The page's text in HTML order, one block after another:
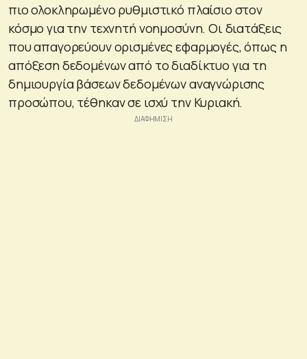
πιο ολοκληρωμένο ρυθμιστικό πλαίσιο στον
κόσμο για την τεχνητή νοημοσύνη. Οι διατάξεις
που απαγορεύουν ορισμένες εφαρμογές, όπως η
απόξεση δεδομένων από το διαδίκτυο για τη
δημιουργία βάσεων δεδομένων αναγνώρισης
προσώπου, τέθηκαν σε ισχύ την Κυριακή.